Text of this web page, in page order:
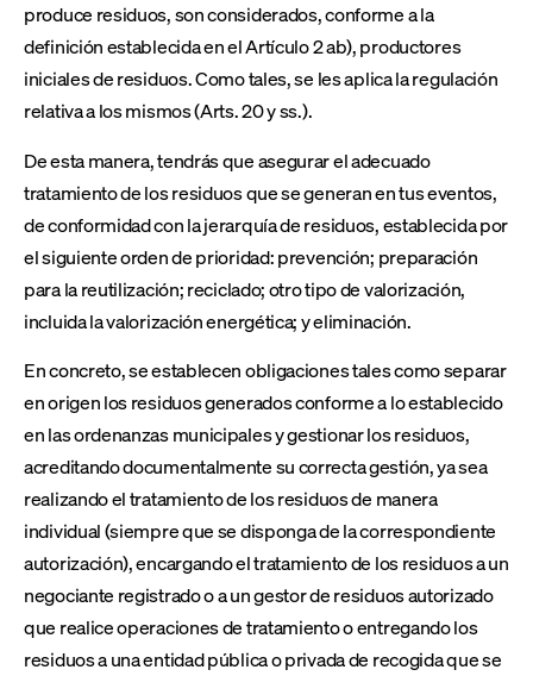
produce residuos, son considerados, conforme a la
definición establecida en el Artículo 2 ab), productores
iniciales de residuos. Como tales, se les aplica la regulación
relativa a los mismos (Arts. 20 y ss.).
De esta manera, tendrás que asegurar el adecuado
tratamiento de los residuos que se generan en tus eventos,
de conformidad con la jerarquía de residuos, establecida por
el siguiente orden de prioridad: prevención; preparación
para la reutilización; reciclado; otro tipo de valorización,
incluida la valorización energética; y eliminación.
En concreto, se establecen obligaciones tales como separar
en origen los residuos generados conforme a lo establecido
en las ordenanzas municipales y gestionar los residuos,
acreditando documentalmente su correcta gestión, ya sea
realizando el tratamiento de los residuos de manera
individual (siempre que se disponga de la correspondiente
autorización), encargando el tratamiento de los residuos a un
negociante registrado o a un gestor de residuos autorizado
que realice operaciones de tratamiento o entregando los
residuos a una entidad pública o privada de recogida que se